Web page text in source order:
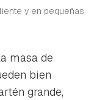
y en pequeñas
masa de
bien
grande,